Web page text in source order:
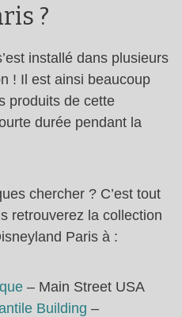
?
installé dans plusieurs
! Il est ainsi beaucoup
produits de cette
durée pendant la
chercher ? C’est tout
retrouverez la collection
Paris à :
– Main Street USA
Building –